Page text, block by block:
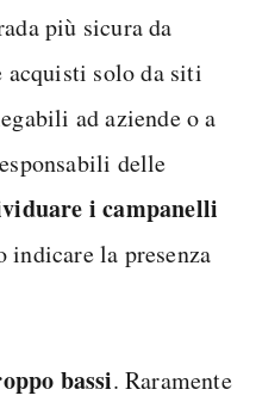
più sicura da
acquisti solo da siti
ad aziende o a
delle
i campanelli
indicare la presenza
bassi. Raramente